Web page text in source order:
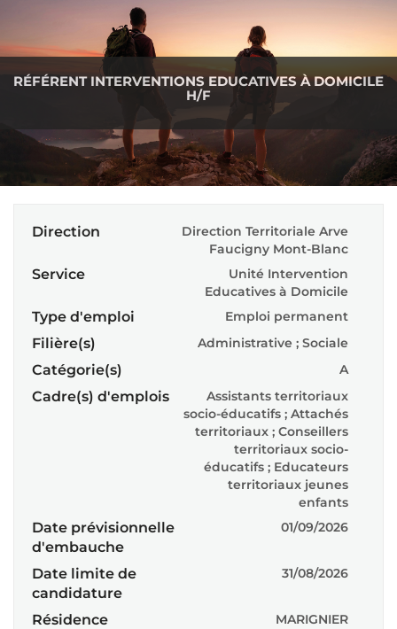
RÉFÉRENT INTERVENTIONS EDUCATIVES À DOMICILE
H/F
Direction
Direction Territoriale Arve
Faucigny Mont-Blanc
Service
Unité Intervention
Educatives à Domicile
Type d'emploi Emploi permanent
Filière(s) Administrative ; Sociale
Catégorie(s) A
Cadre(s) d'emplois
Assistants territoriaux
socio-éducatifs ; Attachés
territoriaux ; Conseillers
territoriaux socio-
éducatifs ; Educateurs
territoriaux jeunes
enfants
Date prévisionnelle
d'embauche
01/09/2026
Date limite de
candidature
31/08/2026
Résidence
MARIGNIER